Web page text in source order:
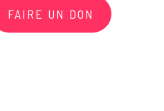
FAIRE UN DON